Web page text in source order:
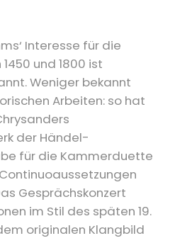
Interesse für die
und 1800 ist
Weniger bekannt
Arbeiten: so hat
der Händel-
für die Kammerduette
Gesprächskonzert
im Stil des späten 19.
originalen Klangbild